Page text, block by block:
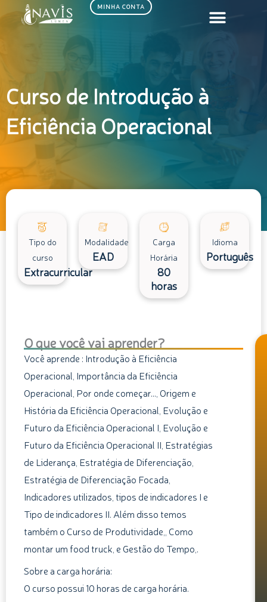
MINHA CONTA
Curso de Introdução à
Eficiência Operacional
Tipo do
curso
Extracurricular
Modalidade
EAD
Carga
Horária
80
horas
Idioma
Português
O que você vai aprender?
Você aprende : Introdução à Eficiência
Operacional, Importância da Eficiência
Operacional, Por onde começar…, Origem e
História da Eficiência Operacional, Evolução e
Futuro da Eficiência Operacional I, Evolução e
Futuro da Eficiência Operacional II, Estratégias
de Liderança, Estratégia de Diferenciação,
Estratégia de Diferenciação Focada,
Indicadores utilizados, tipos de indicadores I e
Tipo de indicadores II. Além disso temos
também o Curso de Produtividade,, Como
montar um food truck, e Gestão do Tempo,.
Sobre a carga horária:
O curso possui 10 horas de carga horária.